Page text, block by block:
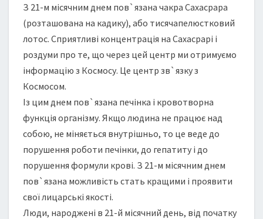
З 21-м місячним днем пов`язана чакра Сахасрара
(розташована на кадику), або тисячапелюстковий
лотос. Сприятливі концентрація на Сахасрарі і
роздуми про те, що через цей центр ми отримуємо
інформацію з Космосу. Це центр зв`язку з
Космосом.
Із цим днем пов`язана печінка і кровотворна
функція організму. Якщо людина не працює над
собою, не міняється внутрішньо, то це веде до
порушення роботи печінки, до гепатиту і до
порушення формули крові. З 21-м місячним днем
пов`язана можливість стать кращими і проявити
свої лицарські якості.
Люди, народжені в 21-й місячний день, від початку